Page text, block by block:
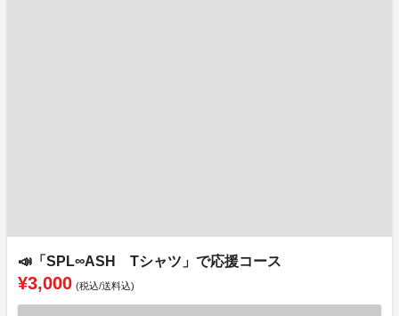
📣「SPL∞ASH Tシャツ」で応援コース
¥3,000 (税込/送料込)